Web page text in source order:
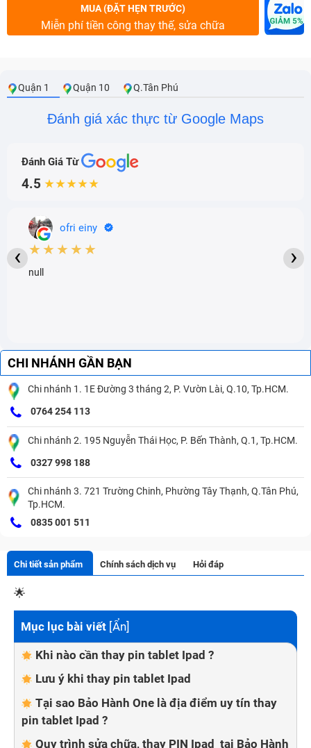
MUA (ĐẶT HẸN TRƯỚC)
Miễn phí tiền công thay thế, sửa chữa
Quận 1 Quận 10 Q.Tân Phú
Đánh giá xác thực từ Google Maps
Đánh Giá Từ
4.5 ★★★★★
ofri einy
★★★★★
null
‹ ›
CHI NHÁNH GẦN BẠN
Chi nhánh 1. 1E Đường 3 tháng 2, P. Vườn Lài, Q.10, Tp.HCM.
0764 254 113
Chi nhánh 2. 195 Nguyễn Thái Học, P. Bến Thành, Q.1, Tp.HCM.
0327 998 188
Chi nhánh 3. 721 Trường Chinh, Phường Tây Thạnh, Q.Tân Phú,
Tp.HCM.
0835 001 511
Chi tiết sản phẩm Chính sách dịch vụ Hỏi đáp
🌟
Mục lục bài viết [Ẩn]
Khi nào cần thay pin tablet Ipad ?
Lưu ý khi thay pin tablet Ipad
Tại sao Bảo Hành One là địa điểm uy tín thay
pin tablet Ipad ?
Quy trình sửa chữa, thay PIN Ipad tại Bảo Hành